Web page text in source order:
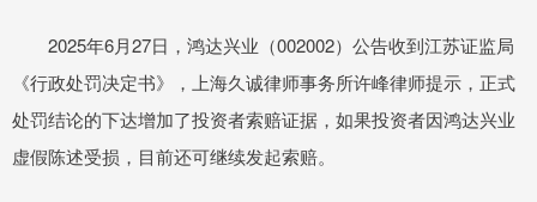
2025年6月27日，鸿达兴业（002002）公告收到江苏证监局
《行政处罚决定书》，上海久诚律师事务所许峰律师提示，正式
处罚结论的下达增加了投资者索赔证据，如果投资者因鸿达兴业
虚假陈述受损，目前还可继续发起索赔。